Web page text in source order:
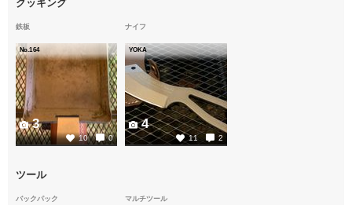
クッキング
鉄板
No.164
10 0
3
ナイフ
YOKA
11 2
4
ツール
バックパック マルチツール